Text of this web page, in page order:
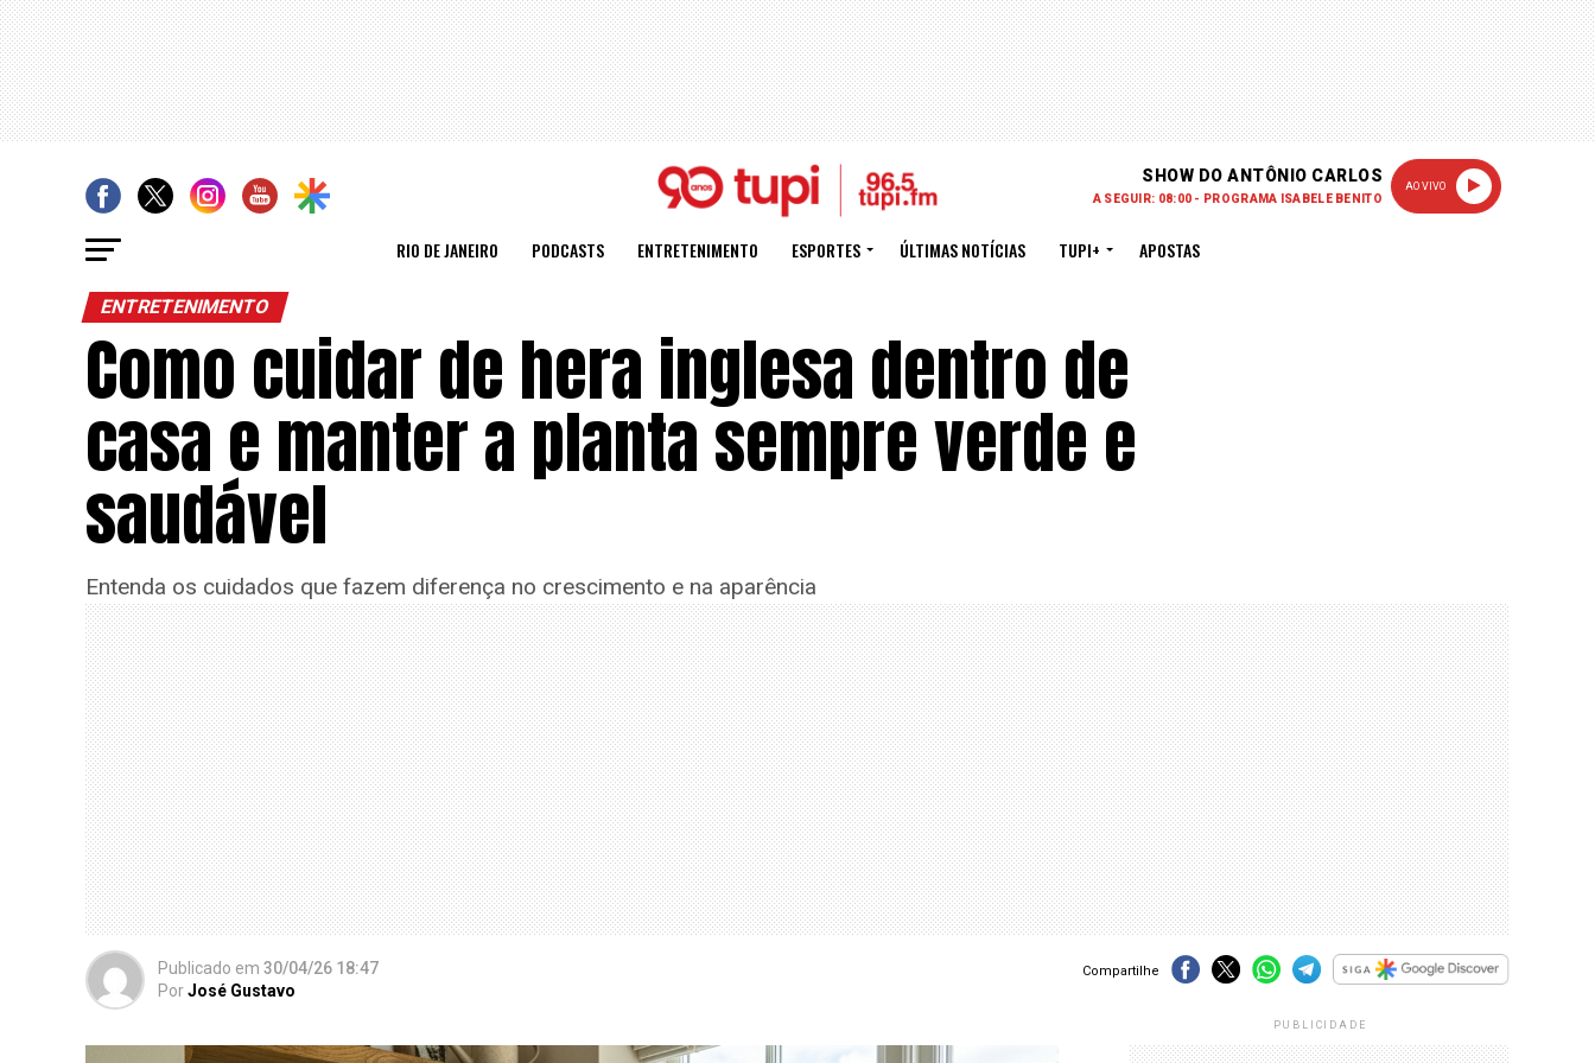
SHOW DO ANTÔNIO CARLOS
A SEGUIR: 08:00 - PROGRAMA ISABELE BENITO
AO VIVO
RIO DE JANEIRO PODCASTS ENTRETENIMENTO ESPORTES ÚLTIMAS NOTÍCIAS TUPI+ APOSTAS
ENTRETENIMENTO
Como cuidar de hera inglesa dentro de
casa e manter a planta sempre verde e
saudável
Entenda os cuidados que fazem diferença no crescimento e na aparência
Publicado em 30/04/26 18:47
PorJosé Gustavo
Compartilhe
PUBLICIDADE